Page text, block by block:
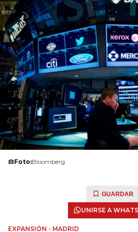
Foto:Bloomberg
GUARDAR
UNIRSE A
EXPANSIÓN - MADRID